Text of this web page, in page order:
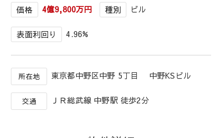
価格 4億9,800万円 種別 ビル
表面利回り 4.96%
所在地 東京都中野区中野 5丁目 中野KSビル
交通 ＪＲ総武線 中野駅 徒歩2分